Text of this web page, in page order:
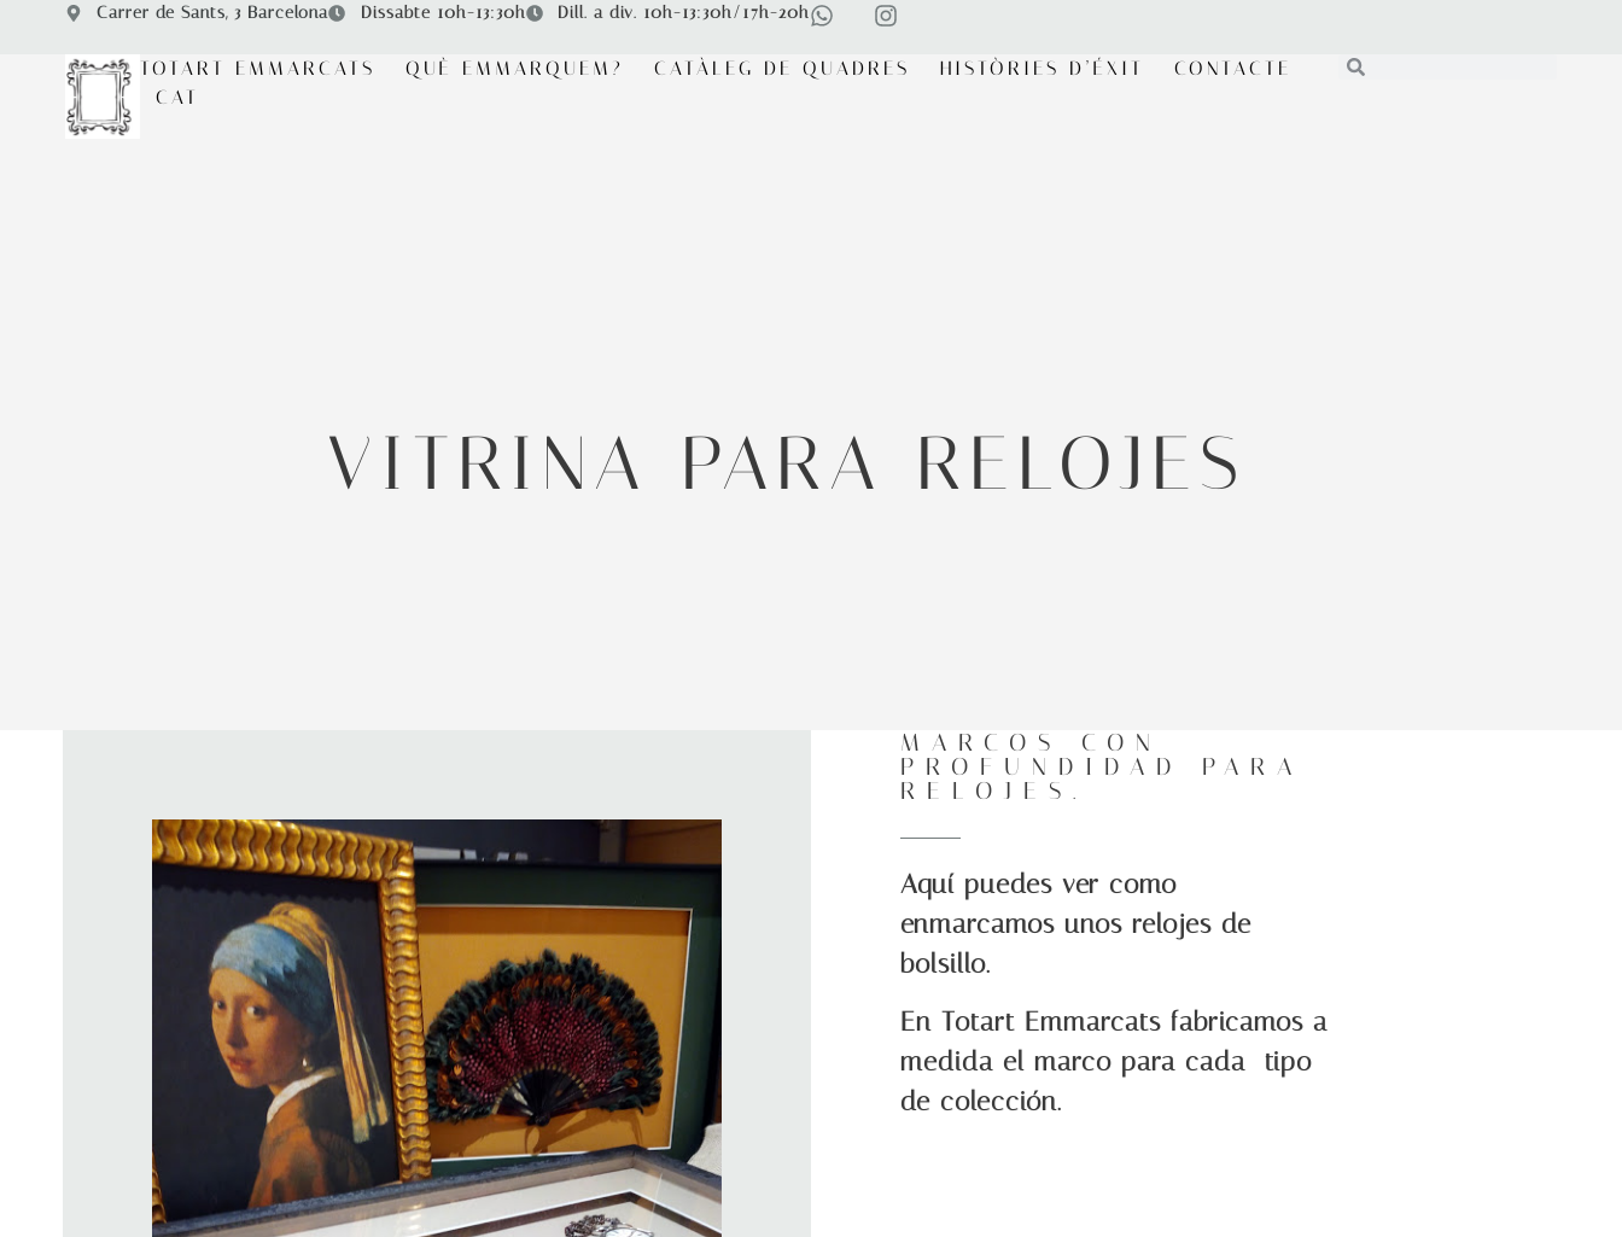
Carrer de Sants, 3 Barcelona Dissabte 10h-13:30h Dill. a div. 10h-13:30h/17h-20h
TOTART EMMARCATS QUÈ EMMARQUEM? CATÀLEG DE QUADRES HISTÒRIES D’ÉXIT
CONTACTE
CAT
VITRINA PARA RELOJES
MARCOS CON
PROFUNDIDAD PARA
RELOJES.
Aquí puedes ver como
enmarcamos unos relojes de
bolsillo.
En Totart Emmarcats fabricamos a
medida el marco para cada tipo
de colección.